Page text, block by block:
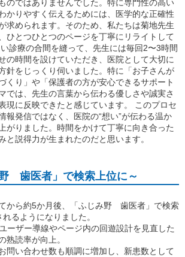
のではありませんでした。特に専門性の高い
かりやすく伝えるためには、医学的な正確性
求められます。そのため、私たちは菊地先生
ひとつひとつのページを丁寧にリライトして
診療の合間を縫って、先生には毎回2〜3時間
の時間を設けていただき、医院として大切に
針をじっくり伺いました。特に「お子さんが
くり」や「保護者の方が安心できるサポート
では、先生の言葉から伝わる優しさや誠実さ
現に反映できたと感じています。 このプロセ
報発信ではなく、医院の“想い”が伝わる温か
がりました。時間をかけて丁寧に向き合った
と説得力が生まれたのだと思います。
歯医者」で検索上位に～
から約5か月後、「ふじみ野 歯医者」で検索
るようになりました。
ーザー導線やページ内の回遊設計を見直した
熟読率が向上。
問い合わせ数も順調に増加し、新患数として